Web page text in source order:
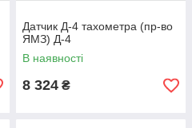
Датчик Д-4 тахометра (пр-во
ЯМЗ) Д-4
В наявності
8 324 ₴